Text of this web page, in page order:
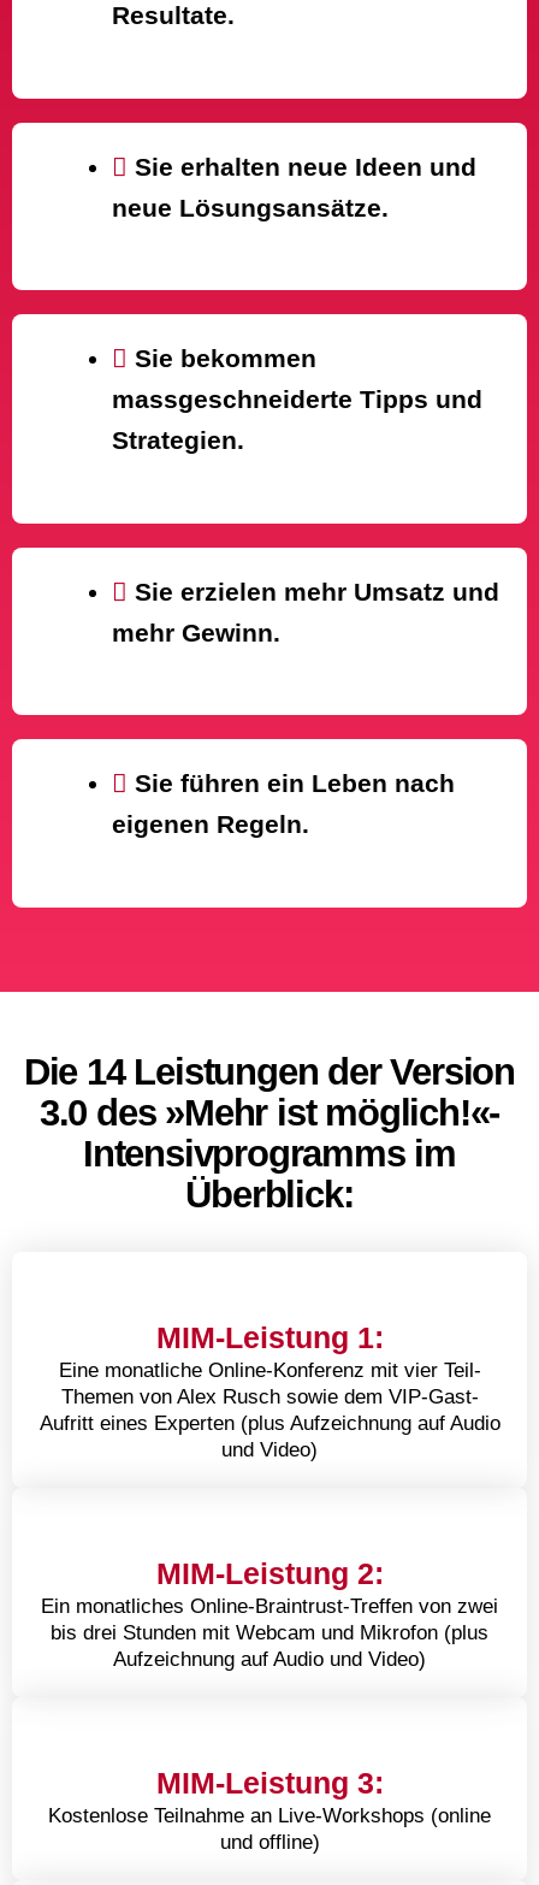
Resultate.
Sie erhalten neue Ideen und
neue Lösungsansätze.
Sie bekommen
massgeschneiderte Tipps und
Strategien.
Sie erzielen mehr Umsatz und
mehr Gewinn.
Sie führen ein Leben nach
eigenen Regeln.
Die 14 Leistungen der Version
3.0 des »Mehr ist möglich!«-
Intensivprogramms im
Überblick:
MIM-Leistung 1:
Eine monatliche Online-Konferenz mit vier Teil-
Themen von Alex Rusch sowie dem VIP-Gast-
Aufritt eines Experten (plus Aufzeichnung auf Audio
und Video)
MIM-Leistung 2:
Ein monatliches Online-Braintrust-Treffen von zwei
bis drei Stunden mit Webcam und Mikrofon (plus
Aufzeichnung auf Audio und Video)
MIM-Leistung 3:
Kostenlose Teilnahme an Live-Workshops (online
und offline)